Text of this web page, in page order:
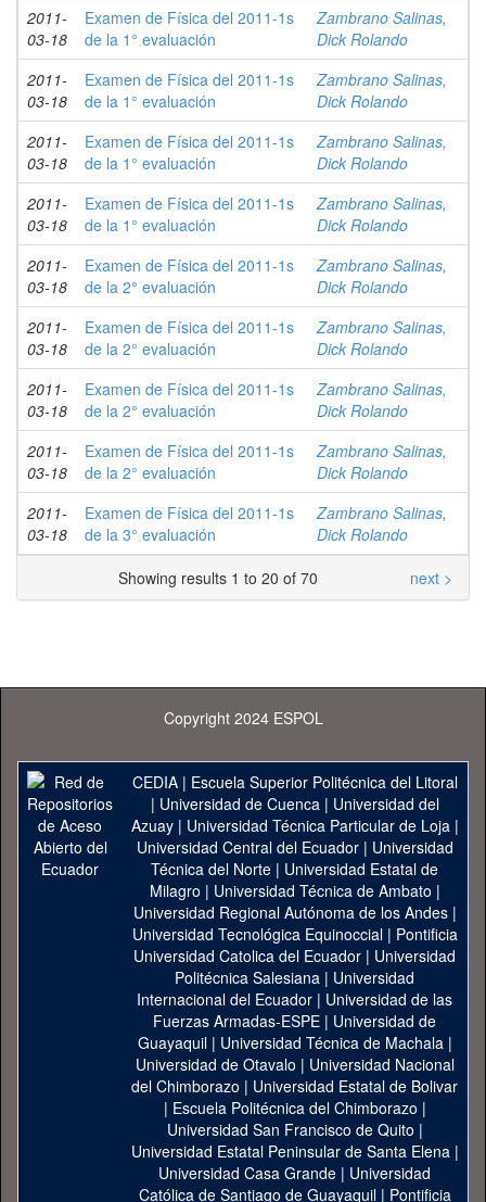
2011-
03-18
Examen de Física del 2011-1s
de la 1° evaluación
Zambrano Salinas,
Dick Rolando
2011-
03-18
Examen de Física del 2011-1s
de la 1° evaluación
Zambrano Salinas,
Dick Rolando
2011-
03-18
Examen de Física del 2011-1s
de la 1° evaluación
Zambrano Salinas,
Dick Rolando
2011-
03-18
Examen de Física del 2011-1s
de la 1° evaluación
Zambrano Salinas,
Dick Rolando
2011-
03-18
Examen de Física del 2011-1s
de la 2° evaluación
Zambrano Salinas,
Dick Rolando
2011-
03-18
Examen de Física del 2011-1s
de la 2° evaluación
Zambrano Salinas,
Dick Rolando
2011-
03-18
Examen de Física del 2011-1s
de la 2° evaluación
Zambrano Salinas,
Dick Rolando
2011-
03-18
Examen de Física del 2011-1s
de la 2° evaluación
Zambrano Salinas,
Dick Rolando
2011-
03-18
Examen de Física del 2011-1s
de la 3° evaluación
Zambrano Salinas,
Dick Rolando
Showing results 1 to 20 of 70
next >
Copyright 2024 ESPOL
CEDIA| Escuela Superior Politécnica del Litoral
| Universidad de Cuenca| Universidad del
Azuay| Universidad Técnica Particular de Loja|
Universidad Central del Ecuador| Universidad
Técnica del Norte | Universidad Estatal de
Milagro | Universidad Técnica de Ambato |
Universidad Regional Autónoma de los Andes|
Universidad Tecnológica Equinoccial| Pontificia
Universidad Catolica del Ecuador | Universidad
Politécnica Salesiana | Universidad
Internacional del Ecuador | Universidad de las
Fuerzas Armadas-ESPE | Universidad de
Guayaquil| Universidad Técnica de Machala|
Universidad de Otavalo | Universidad Nacional
del Chimborazo | Universidad Estatal de Bolivar
| Escuela Politécnica del Chimborazo |
Universidad San Francisco de Quito |
Universidad Estatal Peninsular de Santa Elena|
Universidad Casa Grande | Universidad
Católica de Santiago de Guayaquil| Pontificia